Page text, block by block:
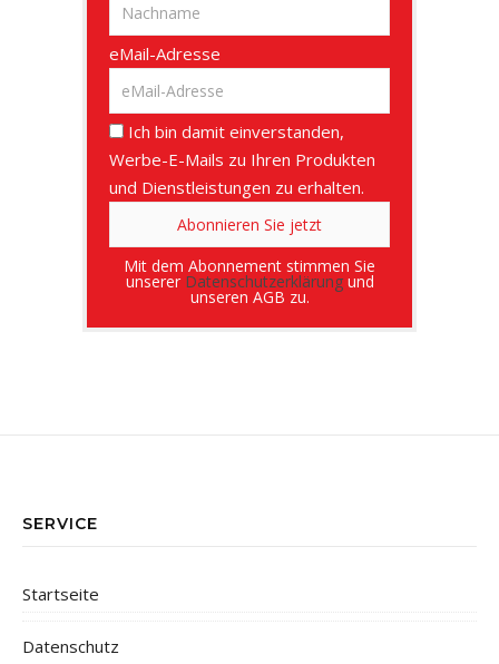
eMail-Adresse
Ich bin damit einverstanden,
Werbe-E-Mails zu Ihren Produkten
und Dienstleistungen zu erhalten.
Mit dem Abonnement stimmen Sie
unserer Datenschutzerklärungund
unseren AGB zu.
SERVICE
Startseite
Datenschutz